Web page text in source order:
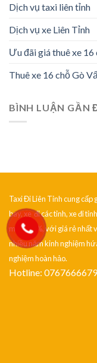
Dịch vụ taxi liên tỉnh
Dịch vụ xe Liên Tỉnh
Ưu đãi giá thuê xe 16
Thuê xe 16 chỗ Gò
BÌNH LUẬN GẦN
Taxi Đi Liên Tỉnh cung cấp
bay, xe đi các tỉnh, xe đi
mới 100%, với giá rẻ nhất
nhiều năm kinh nghiệm
nghiệm hoàn hảo.
Hotline: 0767666679